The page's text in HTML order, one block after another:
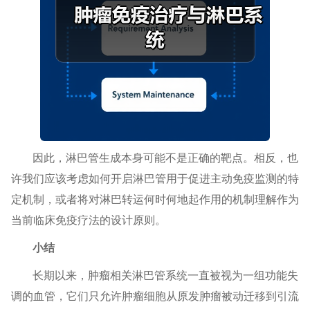
因此，淋巴管生成本身可能不是正确的靶点。相反，也
许我们应该考虑如何开启淋巴管用于促进主动免疫监测的特
定机制，或者将对淋巴转运何时何地起作用的机制理解作为
当前临床免疫疗法的设计原则。
小结
长期以来，肿瘤相关淋巴管系统一直被视为一组功能失
调的血管，它们只允许肿瘤细胞从原发肿瘤被动迁移到引流